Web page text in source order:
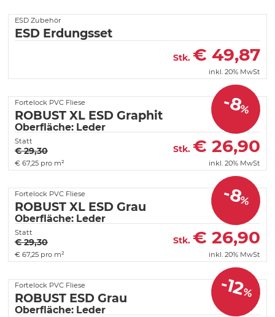
ESD Zubehör
ESD Erdungsset
Stk. € 49,87
inkl. 20% MwSt
-8%
Fortelock PVC Fliese
ROBUST XL ESD Graphit
Oberfläche: Leder
Statt
€ 29,30 Stk. € 26,90
€ 67,25 pro m² inkl. 20% MwSt
-8%
Fortelock PVC Fliese
ROBUST XL ESD Grau
Oberfläche: Leder
Statt
€ 29,30 Stk. € 26,90
€ 67,25 pro m² inkl. 20% MwSt
-12%
Fortelock PVC Fliese
ROBUST ESD Grau
Oberfläche: Leder